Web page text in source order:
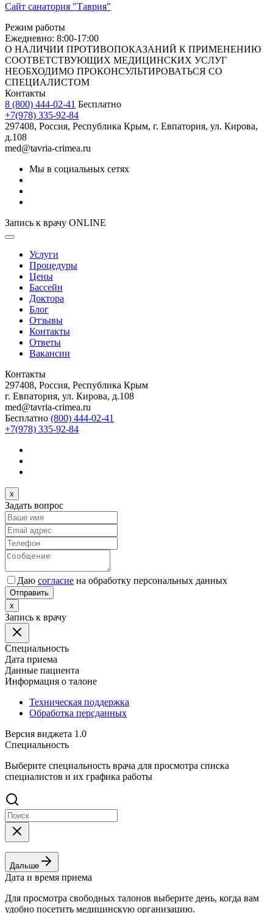
Сайт санатория "Таврия"
Режим работы
Ежедневно: 8:00-17:00
О НАЛИЧИИ ПРОТИВОПОКАЗАНИЙ К ПРИМЕНЕНИЮ
СООТВЕТСТВУЮЩИХ МЕДИЦИНСКИХ УСЛУГ
НЕОБХОДИМО ПРОКОНСУЛЬТИРОВАТЬСЯ СО
СПЕЦИАЛИСТОМ
Контакты
8 (800) 444-02-41 Бесплатно
+7(978) 335-92-84
297408, Россия, Республика Крым, г. Евпатория, ул. Кирова,
д.108
med@tavria-crimea.ru
Мы в социальных сетях
Запись к врачу ONLINE
Услуги
Процедуры
Цены
Бассейн
Доктора
Блог
Отзывы
Контакты
Ответы
Вакансии
Контакты
297408, Россия, Республика Крым
г. Евпатория, ул. Кирова, д.108
med@tavria-crimea.ru
Бесплатно (800) 444-02-41
+7(978) 335-92-84
x
Задать вопрос
Даю согласие на обработку персональных данных
Отправить
x
Запись к врачу
Специальность
Дата приема
Данные пациента
Информация о талоне
Техническая поддержка
Обработка персданных
Версия виджета 1.0
Специальность
Выберите специальность врача для просмотра списка
специалистов и их графика работы
Дальше
Дата и время приема
Для просмотра свободных талонов выберите день, когда вам
удобно посетить медицинскую организацию.